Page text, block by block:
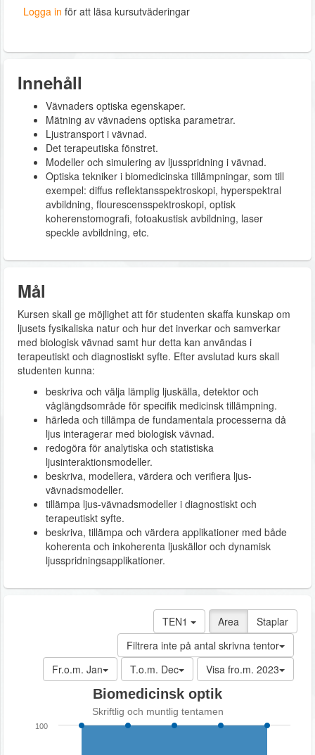
Logga in för att läsa kursutväderingar
Innehåll
Vävnaders optiska egenskaper.
Mätning av vävnadens optiska parametrar.
Ljustransport i vävnad.
Det terapeutiska fönstret.
Modeller och simulering av ljusspridning i vävnad.
Optiska tekniker i biomedicinska tillämpningar, som till
exempel: diffus reflektansspektroskopi, hyperspektral
avbildning, flourescensspektroskopi, optisk
koherenstomografi, fotoakustisk avbildning, laser
speckle avbildning, etc.
Mål
Kursen skall ge möjlighet att för studenten skaffa kunskap om
ljusets fysikaliska natur och hur det inverkar och samverkar
med biologisk vävnad samt hur detta kan användas i
terapeutiskt och diagnostiskt syfte. Efter avslutad kurs skall
studenten kunna:
beskriva och välja lämplig ljuskälla, detektor och
våglängdsområde för specifik medicinsk tillämpning.
härleda och tillämpa de fundamentala processerna då
ljus interagerar med biologisk vävnad.
redogöra för analytiska och statistiska
ljusinteraktionsmodeller.
beskriva, modellera, värdera och verifiera ljus-
vävnadsmodeller.
tillämpa ljus-vävnadsmodeller i diagnostiskt och
terapeutiskt syfte.
beskriva, tillämpa och värdera applikationer med både
koherenta och inkoherenta ljuskällor och dynamisk
ljusspridningsapplikationer.
Area Staplar
TEN1
Filtrera inte på antal skrivna tentor
Visa fro.m. 2023
T.o.m. Dec
Fr.o.m. Jan
Biomedicinsk optik
Skriftlig och muntlig tentamen
100